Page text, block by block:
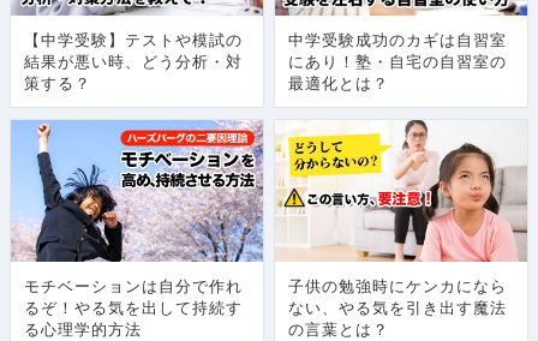
【中学受験】テストや模試の
結果が悪い時、どう分析・対
策する？
中学受験成功のカギは自習室
にあり！塾・自宅の自習室の
最適化とは？
モチベーションは自分で作れ
るぞ！やる気を出して持続す
る心理学的方法
子供の勉強時にケンカになら
ない、やる気を引き出す魔法
の言葉とは？